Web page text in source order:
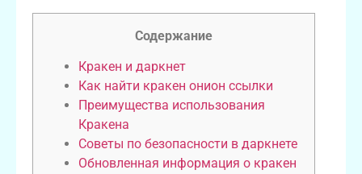
Содержание
Кракен и даркнет
Как найти кракен онион ссылки
Преимущества использования
Кракена
Советы по безопасности в даркнете
Обновленная информация о кракен